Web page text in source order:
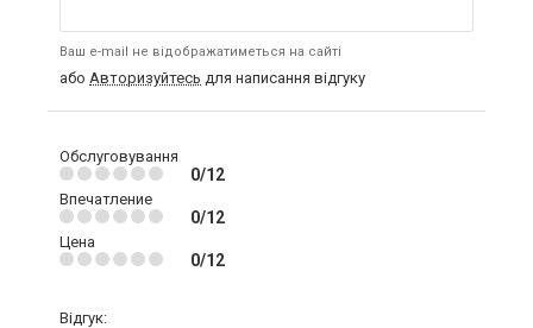
Ваш e-mail не відображатиметься на сайті
або Авторизуйтесь для написання відгуку
Обслуговування
0/12
Впечатление
0/12
Цена
0/12
Відгук: